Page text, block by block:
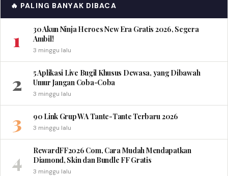
🔥 PALING BANYAK DIBACA
1
30 Akun Ninja Heroes New Era Gratis 2026, Segera
Ambil!
3 minggu lalu
2
5 Aplikasi Live Bugil Khusus Dewasa, yang Dibawah
Umur Jangan Coba-Coba
3 minggu lalu
3 90 Link Grup WA Tante-Tante Terbaru 2026
3 minggu lalu
4
RewardFF2026 Com, Cara Mudah Mendapatkan
Diamond, Skin dan Bundle FF Gratis
3 minggu lalu